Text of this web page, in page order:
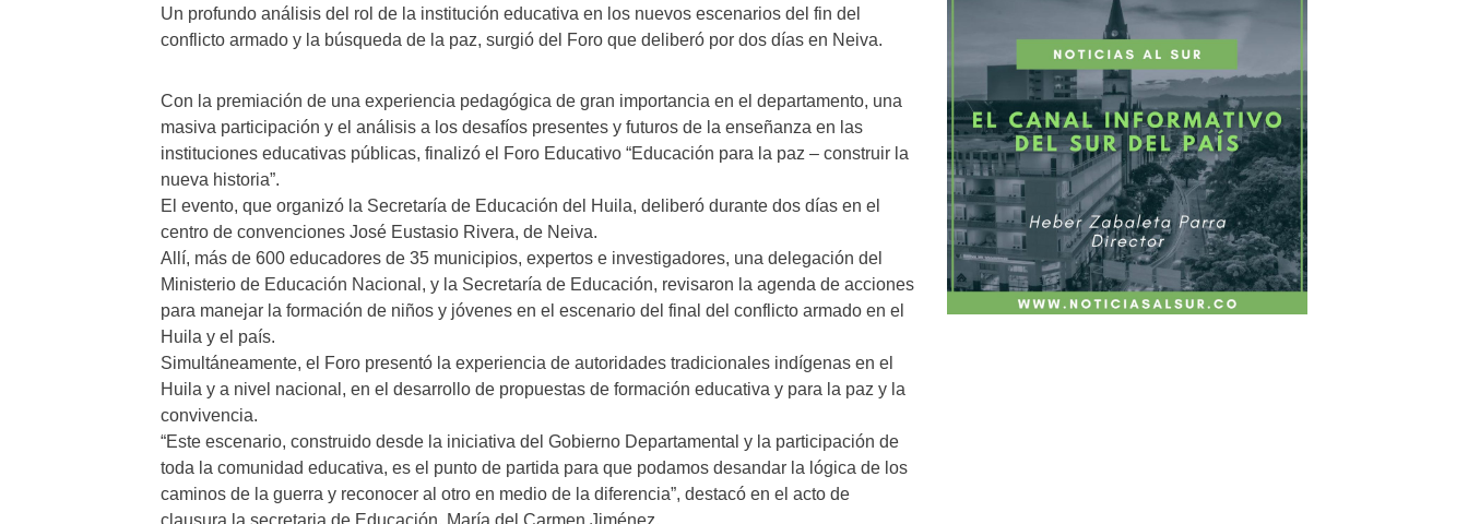
Un profundo análisis del rol de la institución educativa en los nuevos escenarios del fin del
conflicto armado y la búsqueda de la paz, surgió del Foro que deliberó por dos días en Neiva.
Con la premiación de una experiencia pedagógica de gran importancia en el departamento, una
masiva participación y el análisis a los desafíos presentes y futuros de la enseñanza en las
instituciones educativas públicas, finalizó el Foro Educativo “Educación para la paz – construir la
nueva historia”.
El evento, que organizó la Secretaría de Educación del Huila, deliberó durante dos días en el
centro de convenciones José Eustasio Rivera, de Neiva.
Allí, más de 600 educadores de 35 municipios, expertos e investigadores, una delegación del
Ministerio de Educación Nacional, y la Secretaría de Educación, revisaron la agenda de acciones
para manejar la formación de niños y jóvenes en el escenario del final del conflicto armado en el
Huila y el país.
Simultáneamente, el Foro presentó la experiencia de autoridades tradicionales indígenas en el
Huila y a nivel nacional, en el desarrollo de propuestas de formación educativa y para la paz y la
convivencia.
“Este escenario, construido desde la iniciativa del Gobierno Departamental y la participación de
toda la comunidad educativa, es el punto de partida para que podamos desandar la lógica de los
caminos de la guerra y reconocer al otro en medio de la diferencia”, destacó en el acto de
clausura la secretaria de Educación, María del Carmen Jiménez.